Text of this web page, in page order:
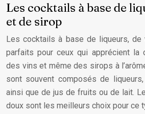
Les cocktails à base de
et de sirop
Les cocktails à base de liqueurs,
parfaits pour ceux qui apprécient la
des vins et même des sirops à
sont souvent composés de
ainsi que de jus de fruits ou de lait.
doux sont les meilleurs choix pour ce